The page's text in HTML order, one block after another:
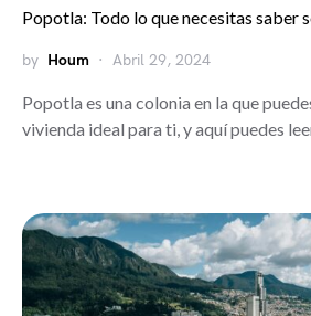
Popotla: Todo lo que necesitas saber
by Houm Abril 29, 2024
Popotla es una colonia en la que
vivienda ideal para ti, y aquí puedes